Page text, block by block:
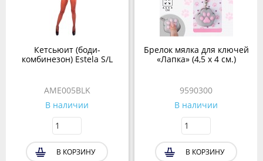
Кетсьюит (боди-
комбинезон) Estela S/L
AME005BLK
В наличии
В КОРЗИНУ
Брелок мялка для ключей
«Лапка» (4,5 х 4 см.)
9590300
В наличии
В КОРЗИНУ